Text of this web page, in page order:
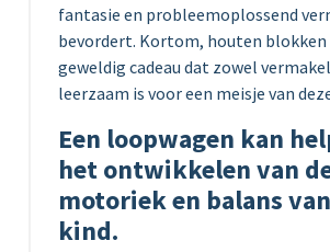
fantasie en probleemoplossend
bevordert. Kortom, houten blokken
geweldig cadeau dat zowel
leerzaam is voor een meisje van
Een loopwagen kan
het ontwikkelen van
motoriek en balans
kind.